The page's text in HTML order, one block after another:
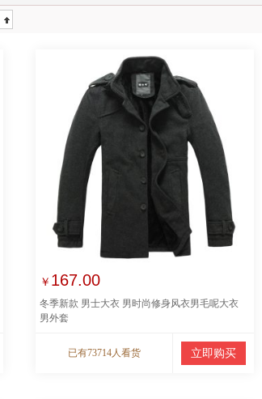
￥ 167.00
冬季新款 男士大衣 男时尚修身风衣男毛呢大衣
男外套
已有73714人看货 立即购买